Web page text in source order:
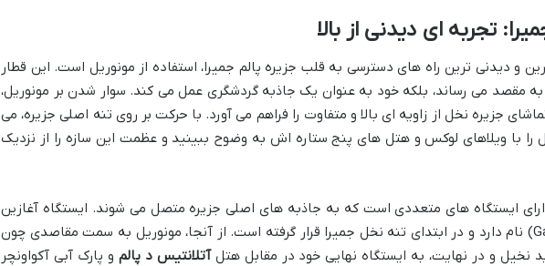
تجربه ای دیدنی از بالا
و دیدنی ترین راه های دسترسی به قلب جزیره پالم جمیرا، استفاده از مونوریل است. این قطار
به مقصد می رساند، بلکه خود به عنوان یک جاذبه گردشگری عمل می کند. سوار شدن بر مونوریل،
جزیره نخل از زاویه ای بالا و متفاوت را فراهم می آورد. با حرکت بر روی تنه اصلی جزیره، می
را با ویلاهای لوکس و هتل های پنج ستاره اش به وضوح ببینید و عظمت این سازه را از نزدیک
ایستگاه های متعددی است که به جاذبه های اصلی جزیره متصل می شوند. ایستگاه آغازین
آن، گیت وی (Gateway) نام دارد و در ابتدای تنه نخل جمیرا قرار گرفته است. از آنجا، مونوریل به سمت مقاصدی چون
نخیل و در نهایت، به ایستگاه نهایی خود در مقابل هتلآتلانتیس د پالم و پارک آبی آکواونچر